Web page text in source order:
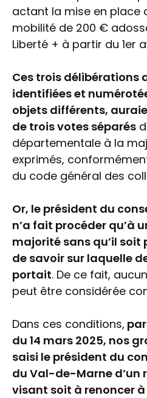
actant la mise en place
mobilité de 200 €
Liberté + à partir du 1er
Ces trois délibérations
identifiées et
objets différents,
de trois votes séparés
départementale à la
exprimés, conformément
du code général des
Or, le président du
n’a fait procéder qu’à
majorité sans qu’il soit
de savoir sur laquelle
portait. De ce fait,
peut être considérée
Dans ces conditions,
du 14 mars 2025, nos
saisi le président du
du Val-de-Marne d’un
visant soit à renoncer